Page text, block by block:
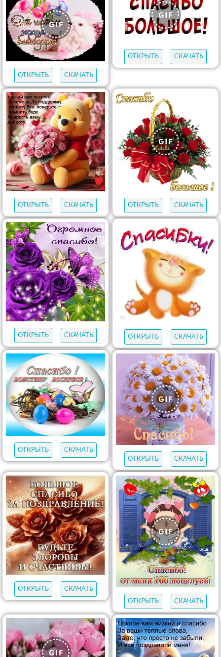
ОТКРЫТЬ СКАЧАТЬ
ОТКРЫТЬ СКАЧАТЬ
ОТКРЫТЬ СКАЧАТЬ ОТКРЫТЬ СКАЧАТЬ
ОТКРЫТЬ СКАЧАТЬ ОТКРЫТЬ СКАЧАТЬ
ОТКРЫТЬ
СКАЧАТЬ
ОТКРЫТЬ
СКАЧАТЬ
ОТКРЫТЬ
СКАЧАТЬ
ОТКРЫТЬ
СКАЧАТЬ